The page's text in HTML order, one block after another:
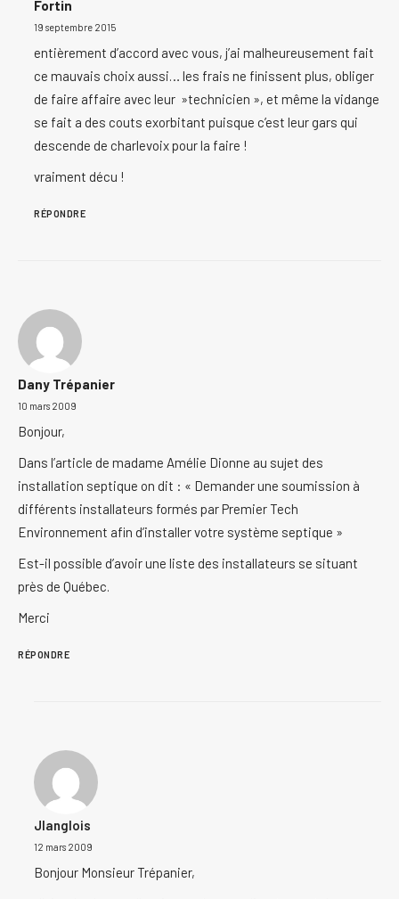
Fortin
19 septembre 2015
entièrement d’accord avec vous, j’ai malheureusement fait
ce mauvais choix aussi… les frais ne finissent plus, obliger
de faire affaire avec leur »technicien », et même la vidange
se fait a des couts exorbitant puisque c’est leur gars qui
descende de charlevoix pour la faire !
vraiment décu !
RÉPONDRE
Dany Trépanier
10 mars 2009
Bonjour,
Dans l’article de madame Amélie Dionne au sujet des
installation septique on dit : « Demander une soumission à
différents installateurs formés par Premier Tech
Environnement afin d’installer votre système septique »
Est-il possible d’avoir une liste des installateurs se situant
près de Québec.
Merci
RÉPONDRE
Jlanglois
12 mars 2009
Bonjour Monsieur Trépanier,